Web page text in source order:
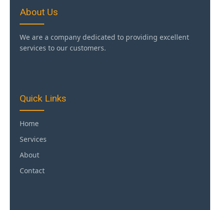
About Us
We are a company dedicated to providing excellent
services to our customers.
Quick Links
Home
Services
About
Contact